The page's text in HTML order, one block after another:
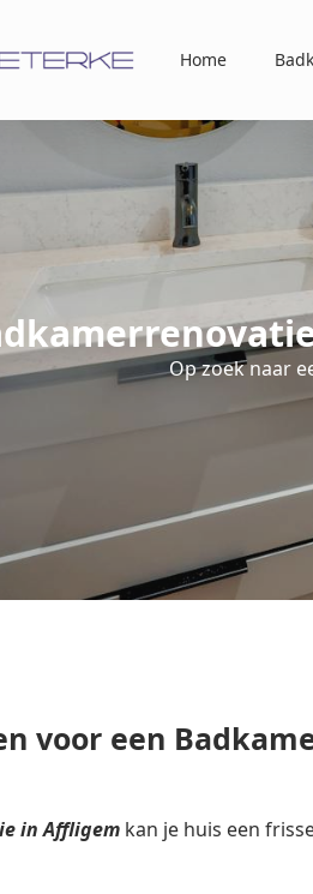
Home
Op zoek naar
voor een
in Affligem kan je huis een